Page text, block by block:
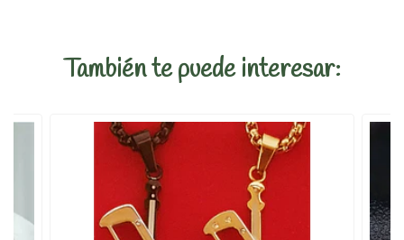
También te puede interesar: